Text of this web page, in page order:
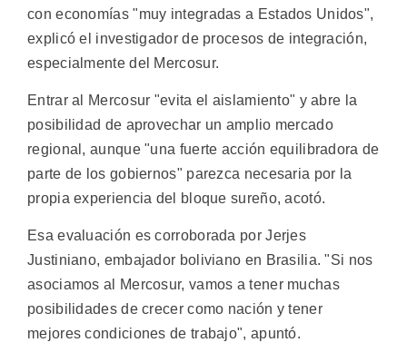
con economías "muy integradas a Estados Unidos",
explicó el investigador de procesos de integración,
especialmente del Mercosur.
Entrar al Mercosur "evita el aislamiento" y abre la
posibilidad de aprovechar un amplio mercado
regional, aunque "una fuerte acción equilibradora de
parte de los gobiernos" parezca necesaria por la
propia experiencia del bloque sureño, acotó.
Esa evaluación es corroborada por Jerjes
Justiniano, embajador boliviano en Brasilia. "Si nos
asociamos al Mercosur, vamos a tener muchas
posibilidades de crecer como nación y tener
mejores condiciones de trabajo", apuntó.